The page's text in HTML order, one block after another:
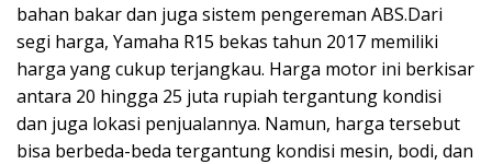
bahan bakar dan juga sistem pengereman ABS.Dari
segi harga, Yamaha R15 bekas tahun 2017 memiliki
harga yang cukup terjangkau. Harga motor ini berkisar
antara 20 hingga 25 juta rupiah tergantung kondisi
dan juga lokasi penjualannya. Namun, harga tersebut
bisa berbeda-beda tergantung kondisi mesin, bodi, dan